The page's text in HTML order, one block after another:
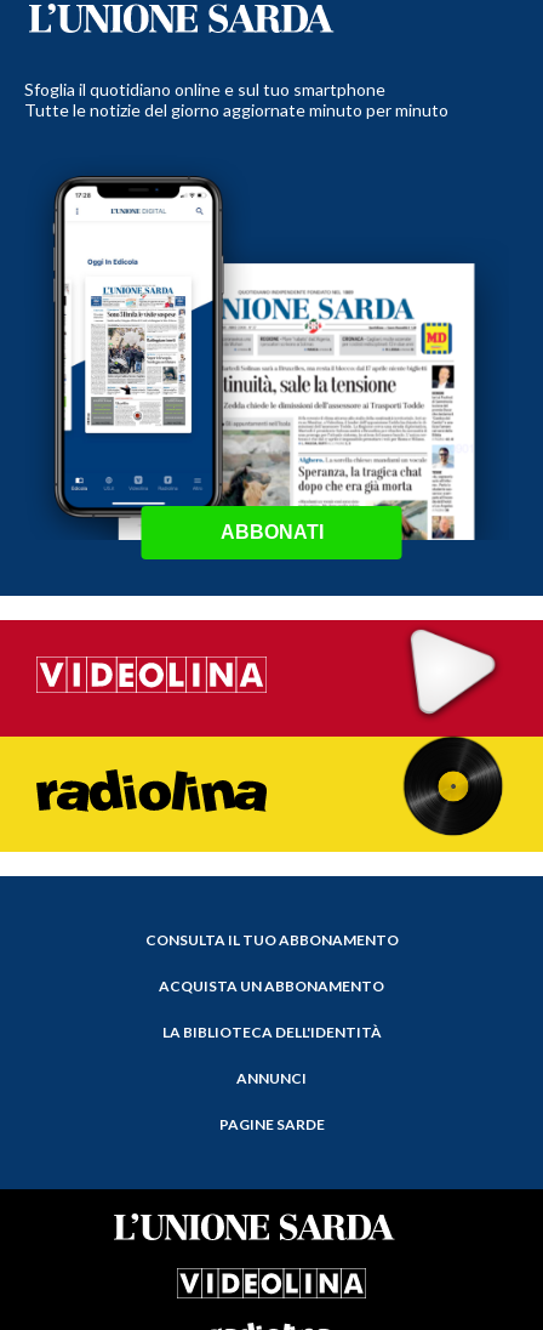
Sfoglia il quotidiano online e sul tuo smartphone
Tutte le notizie del giorno aggiornate minuto per minuto
ABBONATI
CONSULTA IL TUO ABBONAMENTO
ACQUISTA UN ABBONAMENTO
LA BIBLIOTECA DELL'IDENTITÀ
ANNUNCI
PAGINE SARDE